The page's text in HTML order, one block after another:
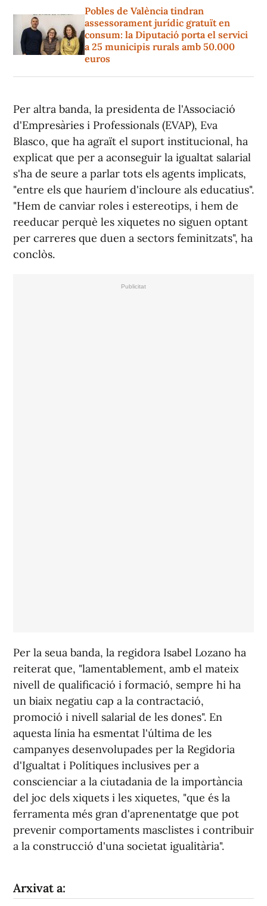
Pobles de València tindran
assessorament jurídic gratuït en
consum: la Diputació porta el servici
a 25 municipis rurals amb 50.000
euros
Per altra banda, la presidenta de l'Associació
d'Empresàries i Professionals (EVAP), Eva
Blasco, que ha agraït el suport institucional, ha
explicat que per a aconseguir la igualtat salarial
s'ha de seure a parlar tots els agents implicats,
"entre els que hauríem d'incloure als educatius".
"Hem de canviar roles i estereotips, i hem de
reeducar perquè les xiquetes no siguen optant
per carreres que duen a sectors feminitzats", ha
conclòs.
Per la seua banda, la regidora Isabel Lozano ha
reiterat que, "lamentablement, amb el mateix
nivell de qualificació i formació, sempre hi ha
un biaix negatiu cap a la contractació,
promoció i nivell salarial de les dones". En
aquesta línia ha esmentat l'última de les
campanyes desenvolupades per la Regidoria
d'Igualtat i Polítiques inclusives per a
conscienciar a la ciutadania de la importància
del joc dels xiquets i les xiquetes, "que és la
ferramenta més gran d'aprenentatge que pot
prevenir comportaments masclistes i contribuir
a la construcció d'una societat igualitària".
Arxivat a: